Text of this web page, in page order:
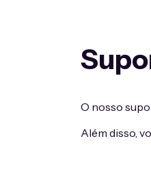
O nosso
Além disso,